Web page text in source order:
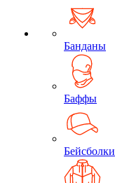
Банданы
Баффы
Бейсболки